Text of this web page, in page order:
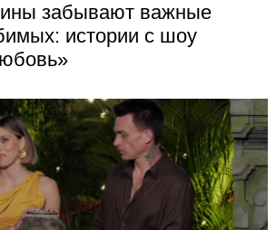
забывают важные
истории с шоу